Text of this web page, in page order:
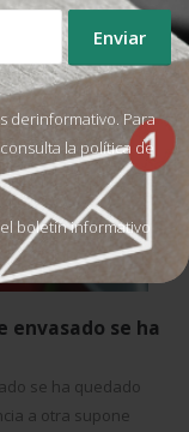
derinformativo. Para
la política de
boletín informativo
envasado se ha
se ha quedado
a otra supone